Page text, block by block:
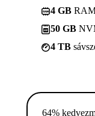
4 GB
50 GB
4 TB
64%